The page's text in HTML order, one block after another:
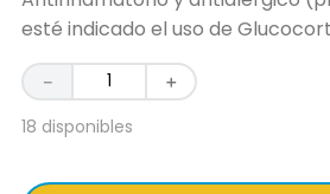
esté indicado el uso de
＋
－
18 disponibles